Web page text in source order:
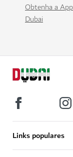
Obtenha a
Dubai
Links populares